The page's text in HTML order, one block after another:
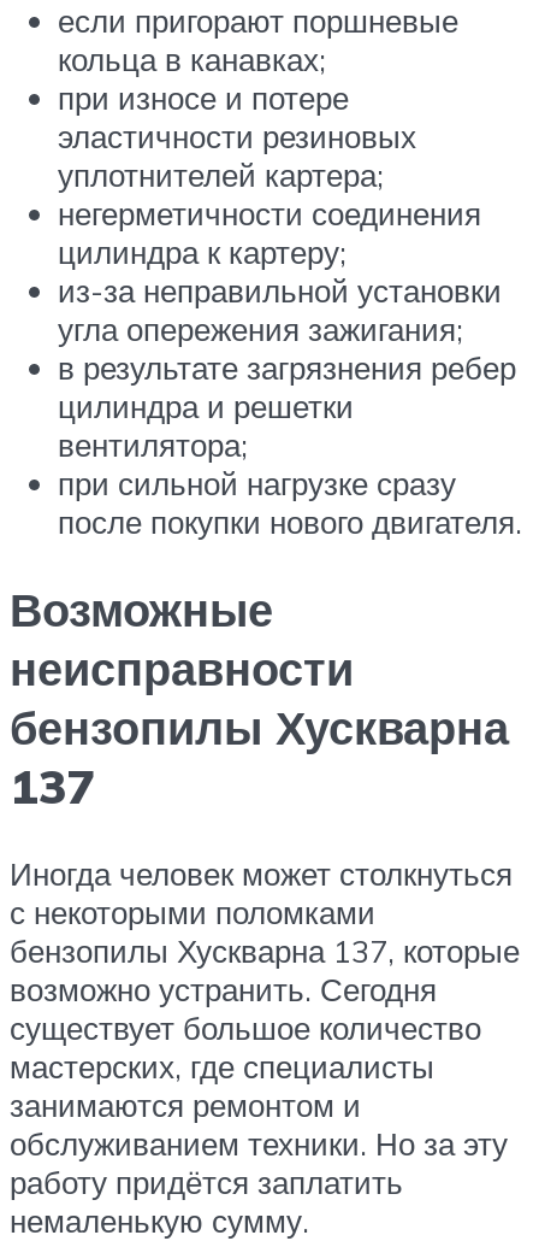
если пригорают поршневые
кольца в канавках;
при износе и потере
эластичности резиновых
уплотнителей картера;
негерметичности соединения
цилиндра к картеру;
из-за неправильной установки
угла опережения зажигания;
в результате загрязнения ребер
цилиндра и решетки
вентилятора;
при сильной нагрузке сразу
после покупки нового двигателя.
Возможные
неисправности
бензопилы Хускварна
137
Иногда человек может столкнуться
с некоторыми поломками
бензопилы Хускварна 137, которые
возможно устранить. Сегодня
существует большое количество
мастерских, где специалисты
занимаются ремонтом и
обслуживанием техники. Но за эту
работу придётся заплатить
немаленькую сумму.